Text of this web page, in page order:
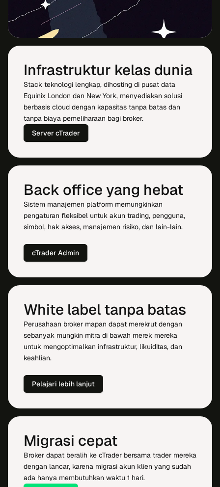
Infrastruktur kelas dunia
Stack teknologi lengkap, dihosting di pusat data
Equinix London dan New York, menyediakan solusi
berbasis cloud dengan kapasitas tanpa batas dan
tanpa biaya pemeliharaan bagi broker.
Server cTrader
Back office yang hebat
Sistem manajemen platform memungkinkan
pengaturan fleksibel untuk akun trading, pengguna,
simbol, hak akses, manajemen risiko, dan lain-lain.
cTrader Admin
White label tanpa batas
Perusahaan broker mapan dapat merekrut dengan
sebanyak mungkin mitra di bawah merek mereka
untuk mengoptimalkan infrastruktur, likuiditas, dan
keahlian.
Pelajari lebih lanjut
Migrasi cepat
Broker dapat beralih ke cTrader bersama trader mereka
dengan lancar, karena migrasi akun klien yang sudah
ada hanya membutuhkan waktu 1 hari.